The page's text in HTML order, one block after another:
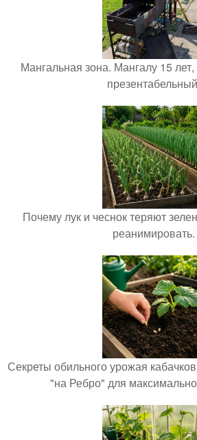
Мангальная зона. Мангалу 15
Почему лук и чеснок теряют
реанимировать.
Секреты обильного урожая
"на Ребро" для